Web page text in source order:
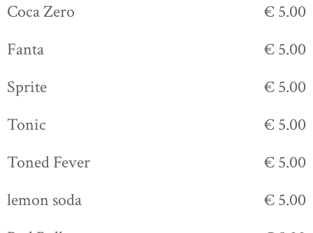
Coca Zero
€ 5.00
Fanta
€ 5.00
Sprite
€ 5.00
Tonic
€ 5.00
Toned Fever
€ 5.00
lemon soda
€ 5.00